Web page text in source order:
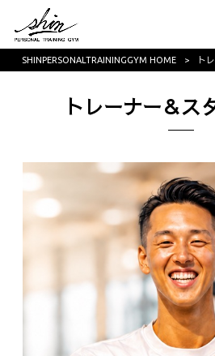
SHINPERSONALTRAININGGYM HOME > ト
トレーナー＆ス